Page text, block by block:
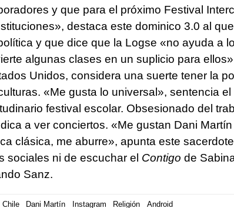
y que para el próximo Festival
destaca este dominico 3.0 al
y que dice que la Logse «no ayuda a
algunas clases en un suplicio para
Unidos, considera una suerte tener la
«Me gusta lo universal», sentencia
festival escolar. Obsesionado del
a ver conciertos. «Me gustan Dani
clásica, me aburre», apunta este
sociales ni de escuchar el Contigo de
Sanz.
Chile Dani Martín Instagram Religión Android